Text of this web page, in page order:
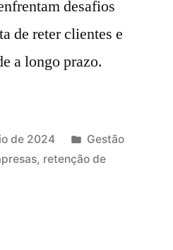
desafios
de reter clientes e
a longo prazo.
de 2024
Gestão
, retenção de